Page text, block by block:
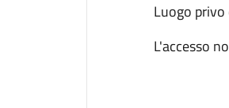
Luogo
L'accesso